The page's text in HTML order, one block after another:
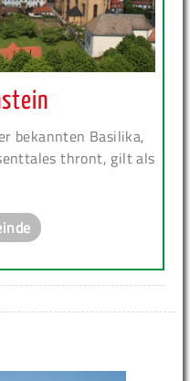
bekannten Basilika,
thront, gilt als